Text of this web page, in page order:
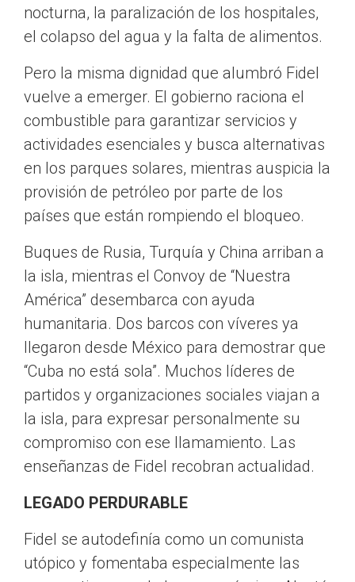
nocturna, la paralización de los hospitales,
el colapso del agua y la falta de alimentos.
Pero la misma dignidad que alumbró Fidel
vuelve a emerger. El gobierno raciona el
combustible para garantizar servicios y
actividades esenciales y busca alternativas
en los parques solares, mientras auspicia la
provisión de petróleo por parte de los
países que están rompiendo el bloqueo.
Buques de Rusia, Turquía y China arriban a
la isla, mientras el Convoy de “Nuestra
América” desembarca con ayuda
humanitaria. Dos barcos con víveres ya
llegaron desde México para demostrar que
“Cuba no está sola”. Muchos líderes de
partidos y organizaciones sociales viajan a
la isla, para expresar personalmente su
compromiso con ese llamamiento. Las
enseñanzas de Fidel recobran actualidad.
LEGADO PERDURABLE
Fidel se autodefinía como un comunista
utópico y fomentaba especialmente las